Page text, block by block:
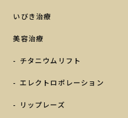
いびき治療
美容治療
チタニウムリフト
エレクトロポレーション
リップレーズ